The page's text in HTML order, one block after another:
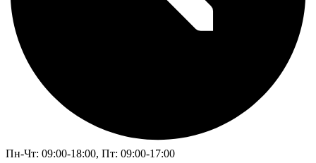
Пн-Чт: 09:00-18:00, Пт: 09:00-17:00